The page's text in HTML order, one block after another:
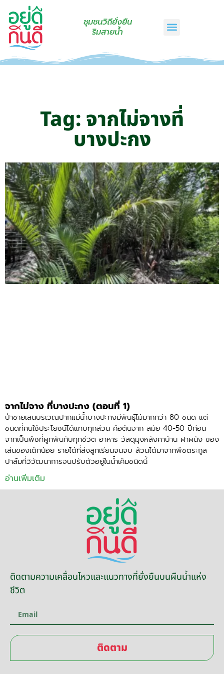
ชุมชนวิถียั่งยืน
ริมสายน้ำ
Tag: จากไม่จางที่
บางปะกง
จากไม่จาง ที่บางปะกง (ตอนที่ 1)
ป่าชายเลนบริเวณปากแม่น้ำบางปะกงมีพันธุ์ไม้มากกว่า 80 ชนิด แต่
ชนิดที่คนใช้ประโยชน์ได้แทบทุกส่วน คือต้นจาก สมัย 40-50 ปีก่อน
จากเป็นพืชที่ผูกพันกับทุกชีวิต อาหาร วัสดุมุงหลังคาบ้าน ฝาผนัง ของ
เล่นของเด็กน้อย รายได้ที่ส่งลูกเรียนจนจบ ล้วนได้มาจากพืชตระกูล
ปาล์มที่วิวัฒนาการจนปรับตัวอยู่ในน้ำเค็มชนิดนี้
อ่านเพิ่มเติม
ติดตามความเคลื่อนไหวและแนวทางที่ยั่งยืนบนผืนน้ำแห่ง
ชีวิต
ติดตาม